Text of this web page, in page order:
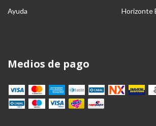
Ayuda Horizonte
Medios de pago